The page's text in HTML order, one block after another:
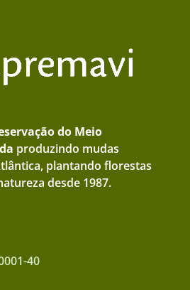
do Meio
produzindo mudas
plantando florestas
desde 1987.
40